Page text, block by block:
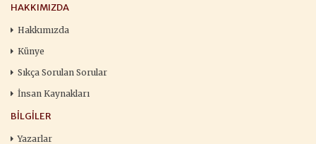
HAKKIMIZDA
Hakkımızda
Künye
Sıkça Sorulan Sorular
İnsan Kaynakları
BILGILER
Yazarlar